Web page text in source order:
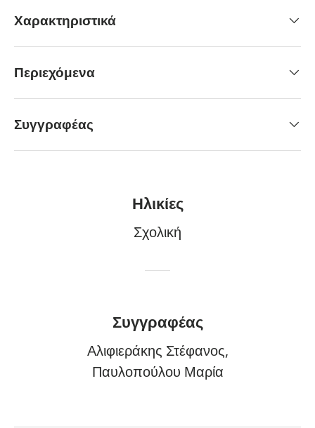
Χαρακτηριστικά
Περιεχόμενα
Συγγραφέας
Ηλικίες
Σχολική
Συγγραφέας
Αλιφιεράκης Στέφανος,
Παυλοπούλου Μαρία